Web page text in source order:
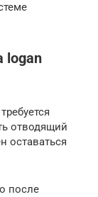
logan
отводящий
оставаться
после